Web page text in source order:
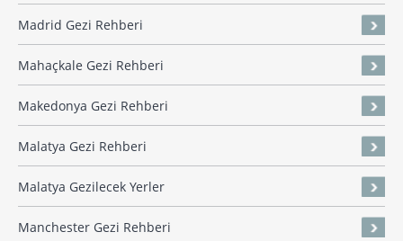
Madrid Gezi Rehberi
Mahaçkale Gezi Rehberi
Makedonya Gezi Rehberi
Malatya Gezi Rehberi
Malatya Gezilecek Yerler
Manchester Gezi Rehberi